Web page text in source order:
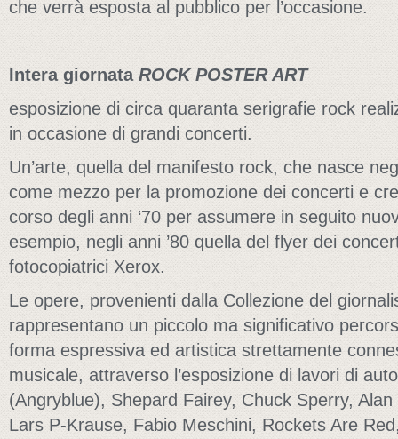
che verrà esposta al pubblico per l’occasione.
Intera giornata ROCK POSTER ART
esposizione di circa quaranta serigrafie rock
in occasione di grandi concerti.
Un’arte, quella del manifesto rock, che nasce
come mezzo per la promozione dei concerti e
corso degli anni ‘70 per assumere in seguito
esempio, negli anni ’80 quella del flyer dei
fotocopiatrici Xerox.
Le opere, provenienti dalla Collezione del
rappresentano un piccolo ma significativo
forma espressiva ed artistica strettamente
musicale, attraverso l’esposizione di lavori di
(Angryblue), Shepard Fairey, Chuck Sperry,
Lars P-Krause, Fabio Meschini, Rockets Are